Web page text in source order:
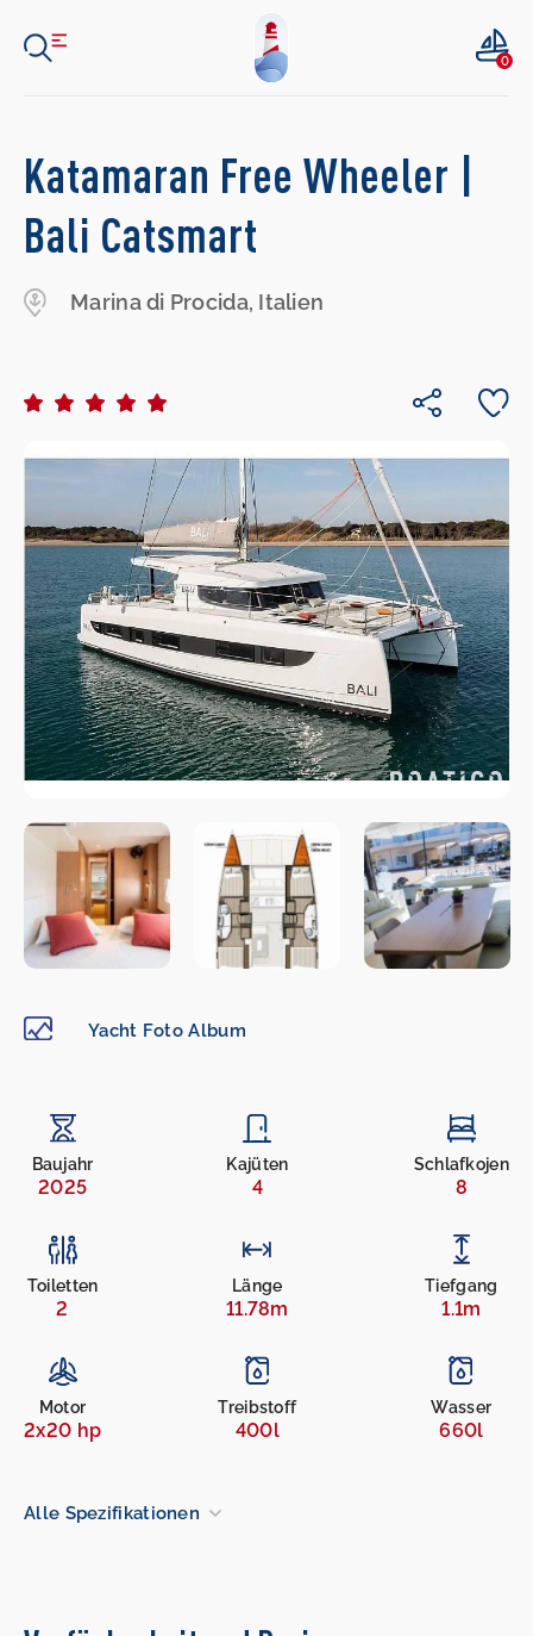
0
Katamaran Free Wheeler |
Bali Catsmart
Marina di Procida, Italien
Yacht Foto Album
Baujahr
2025
Kajüten
4
Schlafkojen
8
Toiletten
2
Länge
11.78m
Tiefgang
1.1m
Motor
2x20 hp
Treibstoff
400l
Wasser
660l
Alle Spezifikationen